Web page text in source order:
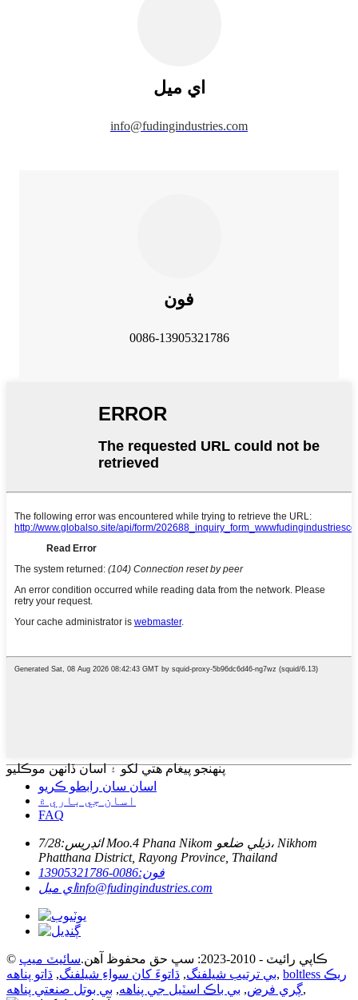
اي ميل
info@fudingindustries.com
فون
0086-13905321786
پنهنجو پيغام هتي لکو ۽ اسان ڏانهن موڪليو
اسان سان رابطو ڪريو
اسان جي باري ۾
FAQ
ائڊريس:7/28 Moo.4 Phana Nikom ذيلي ضلعو، Nikhom
Phatthana District, Rayong Province, Thailand
فون:0086-13905321786
اي ميلinfo@fudingindustries.com
© ڪاپي رائيٽ - 2010-2023: سڀ حق محفوظ آهن.
سائيٽ ميپ
بي ترتيب شيلفنگ, ڌاتوءَ کان سواءِ شيلفنگ, ڌاتو پناهه , boltless ريڪ
ڳري فرض, بي باڪ اسٽيل جي پناهه, بي بوتل صنعتي پناهه ,